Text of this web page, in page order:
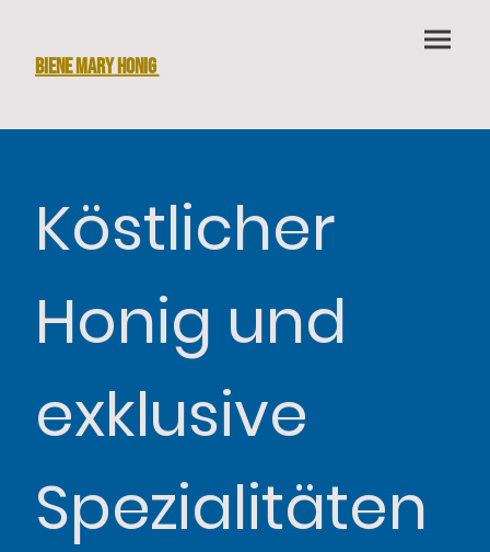
Biene Mary Honig
Köstlicher
Honig und
exklusive
Spezialitäten